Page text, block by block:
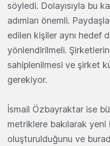
söyledi. Dolayısıyla bu
adımları önemli.
edilen kişiler aynı hedef
yönlendirilmeli. Şirketlerin
sahiplenilmesi ve şirket
gerekiyor.
İsmail Özbayraktar ise
metriklere bakılarak
oluşturulduğunu ve